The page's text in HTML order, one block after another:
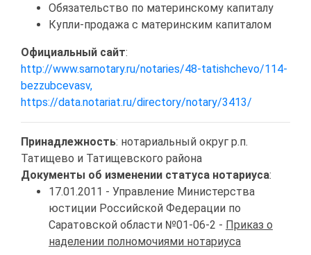
Обязательство по материнскому капиталу
Купли-продажа с материнским капиталом
Официальный сайт:
http://www.sarnotary.ru/notaries/48-tatishchevo/114-
bezzubcevasv,
https://data.notariat.ru/directory/notary/3413/
Принадлежность: нотариальный округ р.п.
Татищево и Татищевского района
Документы об изменении статуса нотариуса:
17.01.2011 - Управление Министерства
юстиции Российской Федерации по
Саратовской области №01-06-2 - Приказ о
наделении полномочиями нотариуса